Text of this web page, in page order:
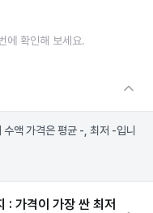
에 확인해 보세요.
수액 가격은 평균 -, 최저 -입니
: 가격이 가장 싼 최저